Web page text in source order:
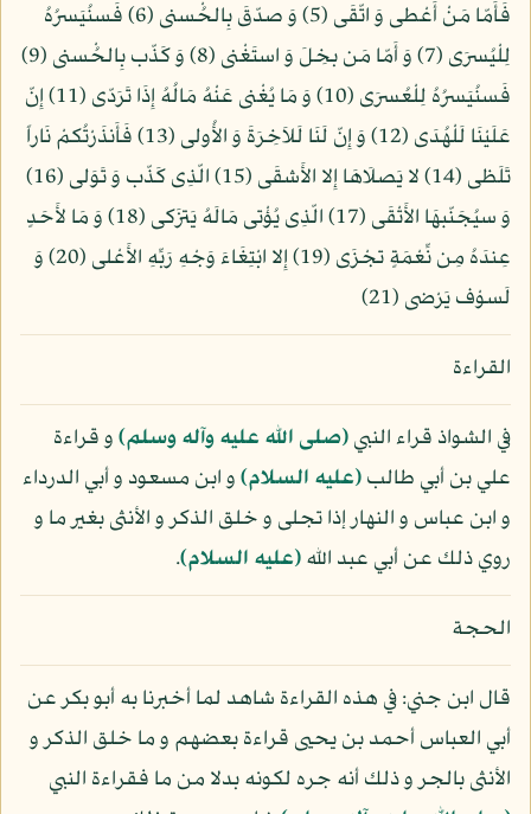
فَأَمّا مَنْ أَعْطى وَ اتّقَى (5) وَ صدّقَ بِالحُْسنى (6) فَسنُيَسرُهُ
لِلْيُسرَى (7) وَ أَمّا مَن بخِلَ وَ استَغْنى (8) وَ كَذّب بِالحُْسنى (9)
فَسنُيَسرُهُ لِلْعُسرَى (10) وَ مَا يُغْنى عَنْهُ مَالُهُ إِذَا تَرَدّى (11) إِنّ
عَلَيْنَا لَلْهُدَى (12) وَ إِنّ لَنَا لَلاَخِرَةَ وَ الأُولى (13) فَأَنذَرْتُكمْ نَاراً
تَلَظى (14) لا يَصلَاهَا إِلا الأَشقَى (15) الّذِى كَذّب وَ تَوَلى (16)
وَ سيُجَنّبهَا الأَتْقَى (17) الّذِى يُؤْتى مَالَهُ يَتزَكى (18) وَ مَا لأَحَدٍ
عِندَهُ مِن نِّعْمَةٍ تجْزَى (19) إِلا ابْتِغَاءَ وَجْهِ رَبِّهِ الأَعْلى (20) وَ
لَسوْف يَرْضى (21)
القراءة
في الشواذ قراء النبي(صلى الله عليه وآله وسلم)و قراءة
علي بن أبي طالب(عليه السلام)و ابن مسعود و أبي الدرداء
و ابن عباس و النهار إذا تجلى و خلق الذكر و الأنثى بغير ما و
روي ذلك عن أبي عبد الله(عليه السلام).
الحجة
قال ابن جني: في هذه القراءة شاهد لما أخبرنا به أبو بكر عن
أبي العباس أحمد بن يحيى قراءة بعضهم و ما خلق الذكر و
الأنثى بالجر و ذلك أنه جره لكونه بدلا من ما فقراءة النبي